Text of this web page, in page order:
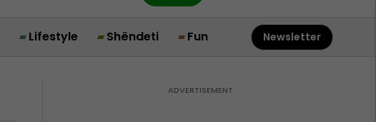
Lifestyle Shëndeti Fun Newsletter